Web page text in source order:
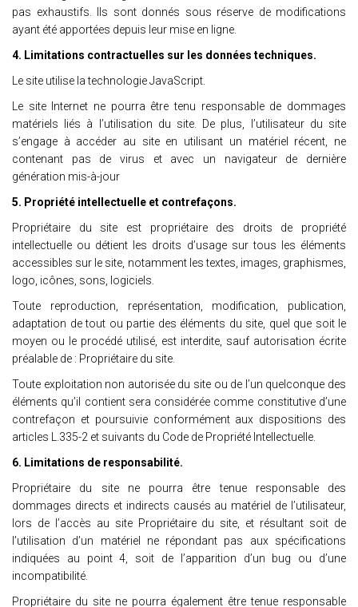
pas exhaustifs. Ils sont donnés sous réserve de modifications
ayant été apportées depuis leur mise en ligne.
4. Limitations contractuelles sur les données techniques.
Le site utilise la technologie JavaScript.
Le site Internet ne pourra être tenu responsable de dommages
matériels liés à l’utilisation du site. De plus, l’utilisateur du site
s’engage à accéder au site en utilisant un matériel récent, ne
contenant pas de virus et avec un navigateur de dernière
génération mis-à-jour
5. Propriété intellectuelle et contrefaçons.
Propriétaire du site est propriétaire des droits de propriété
intellectuelle ou détient les droits d’usage sur tous les éléments
accessibles sur le site, notamment les textes, images, graphismes,
logo, icônes, sons, logiciels.
Toute reproduction, représentation, modification, publication,
adaptation de tout ou partie des éléments du site, quel que soit le
moyen ou le procédé utilisé, est interdite, sauf autorisation écrite
préalable de : Propriétaire du site.
Toute exploitation non autorisée du site ou de l’un quelconque des
éléments qu’il contient sera considérée comme constitutive d’une
contrefaçon et poursuivie conformément aux dispositions des
articles L.335-2 et suivants du Code de Propriété Intellectuelle.
6. Limitations de responsabilité.
Propriétaire du site ne pourra être tenue responsable des
dommages directs et indirects causés au matériel de l’utilisateur,
lors de l’accès au site Propriétaire du site, et résultant soit de
l’utilisation d’un matériel ne répondant pas aux spécifications
indiquées au point 4, soit de l’apparition d’un bug ou d’une
incompatibilité.
Propriétaire du site ne pourra également être tenue responsable